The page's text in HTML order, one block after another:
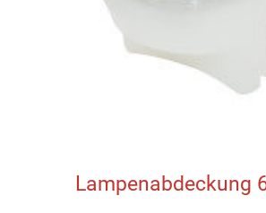
Lampenabdeckung